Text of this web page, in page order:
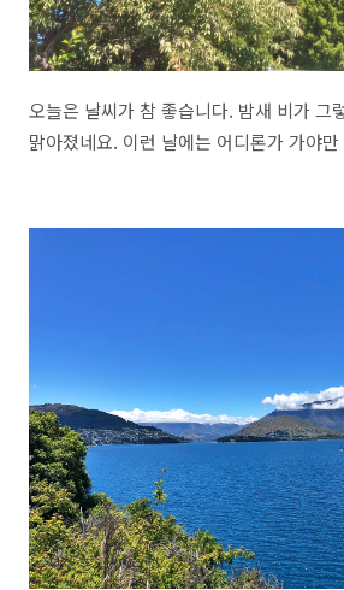
오늘은 날씨가 참 좋습니다. 밤새 비가 그
맑아졌네요. 이런 날에는 어디론가 가야만